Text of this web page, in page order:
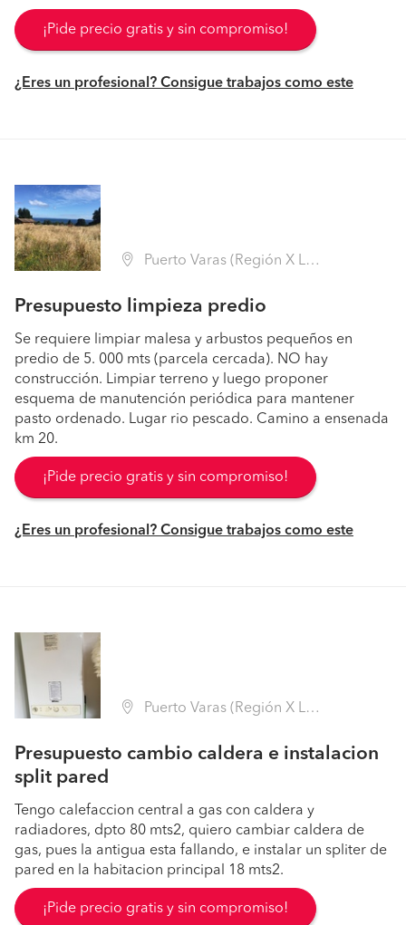
¡Pide precio gratis y sin compromiso!
¿Eres un profesional? Consigue trabajos como este
Puerto Varas (Región X Los Lagos - Llanquihue)
Presupuesto limpieza predio
Se requiere limpiar malesa y arbustos pequeños en
predio de 5. 000 mts (parcela cercada). NO hay
construcción. Limpiar terreno y luego proponer
esquema de manutención periódica para mantener
pasto ordenado. Lugar rio pescado. Camino a ensenada
km 20.
¡Pide precio gratis y sin compromiso!
¿Eres un profesional? Consigue trabajos como este
Puerto Varas (Región X Los Lagos - Llanquihue)
Presupuesto cambio caldera e instalacion
split pared
Tengo calefaccion central a gas con caldera y
radiadores, dpto 80 mts2, quiero cambiar caldera de
gas, pues la antigua esta fallando, e instalar un spliter de
pared en la habitacion principal 18 mts2.
¡Pide precio gratis y sin compromiso!